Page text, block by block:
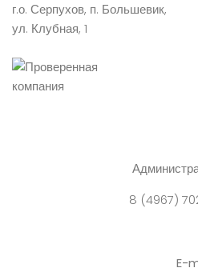
г.о. Серпухов, п. Большевик,
ул. Клубная, 1
8 (4967)
E-